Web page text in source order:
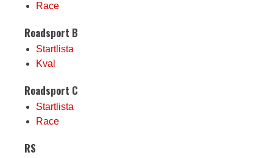
Race
Roadsport B
Startlista
Kval
Roadsport C
Startlista
Race
RS